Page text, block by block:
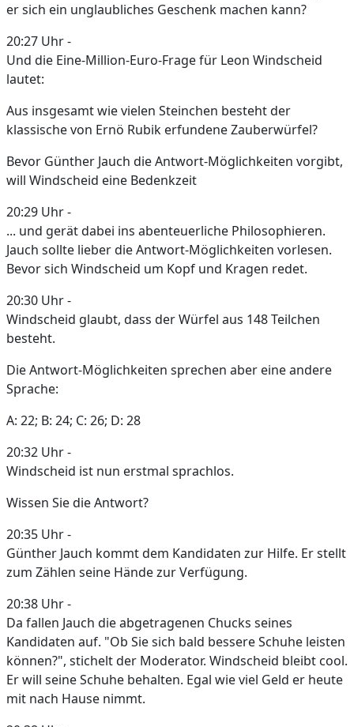
er sich ein unglaubliches Geschenk machen kann?
20:27 Uhr -
Und die Eine-Million-Euro-Frage für Leon Windscheid
lautet:
Aus insgesamt wie vielen Steinchen besteht der
klassische von Ernö Rubik erfundene Zauberwürfel?
Bevor Günther Jauch die Antwort-Möglichkeiten vorgibt,
will Windscheid eine Bedenkzeit
20:29 Uhr -
... und gerät dabei ins abenteuerliche Philosophieren.
Jauch sollte lieber die Antwort-Möglichkeiten vorlesen.
Bevor sich Windscheid um Kopf und Kragen redet.
20:30 Uhr -
Windscheid glaubt, dass der Würfel aus 148 Teilchen
besteht.
Die Antwort-Möglichkeiten sprechen aber eine andere
Sprache:
A: 22; B: 24; C: 26; D: 28
20:32 Uhr -
Windscheid ist nun erstmal sprachlos.
Wissen Sie die Antwort?
20:35 Uhr -
Günther Jauch kommt dem Kandidaten zur Hilfe. Er stellt
zum Zählen seine Hände zur Verfügung.
20:38 Uhr -
Da fallen Jauch die abgetragenen Chucks seines
Kandidaten auf. "Ob Sie sich bald bessere Schuhe leisten
können?", stichelt der Moderator. Windscheid bleibt cool.
Er will seine Schuhe behalten. Egal wie viel Geld er heute
mit nach Hause nimmt.